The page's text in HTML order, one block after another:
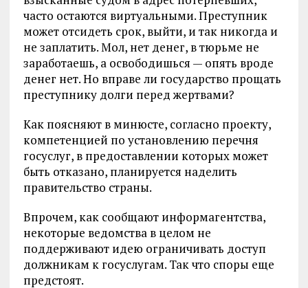
часто остаются виртуальными. Преступник
может отсидеть срок, выйти, и так никогда и
не заплатить. Мол, нет денег, в тюрьме не
заработаешь, а освободишься — опять вроде
денег нет. Но вправе ли государство прощать
преступнику долги перед жертвами?
Как поясняют в минюсте, согласно проекту,
компетенцией по установлению перечня
госуслуг, в предоставлении которых может
быть отказано, планируется наделить
правительство страны.
Впрочем, как сообщают информагентства,
некоторые ведомства в целом не
поддерживают идею ограничивать доступ
должникам к госуслугам. Так что споры еще
предстоят.